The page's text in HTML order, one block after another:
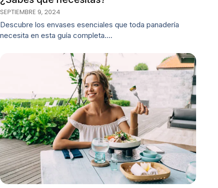
SEPTIEMBRE 9, 2024
Descubre los envases esenciales que toda panadería
necesita en esta guía completa.…